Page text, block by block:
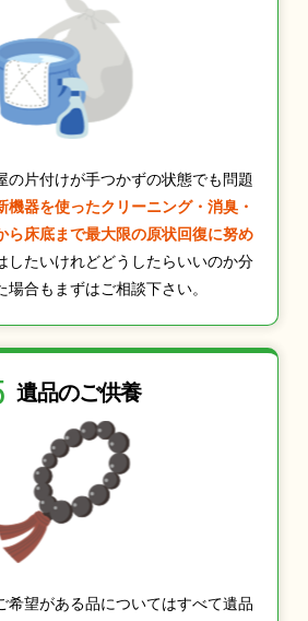
の片付けが手つかずの状態でも問題
機器を使ったクリーニング・消臭・
ら床底まで最大限の原状回復に努め
したいけれどどうしたらいいのか分
合もまずはご相談下さい。
遺品のご供養
希望がある品についてはすべて遺品